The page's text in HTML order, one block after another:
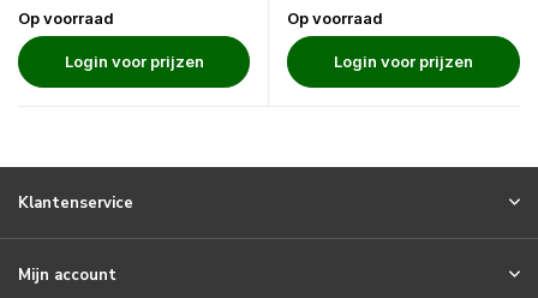
Op voorraad
Login voor prijzen
Op voorraad
Login voor prijzen
Klantenservice
Mijn account